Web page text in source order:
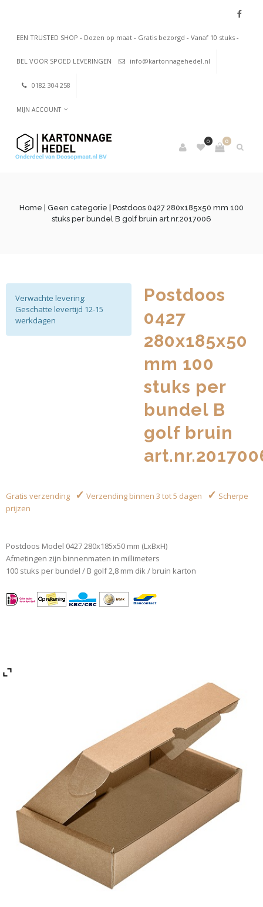
EEN TRUSTED SHOP - Dozen op maat - Gratis bezorgd - Vanaf 10 stuks -
BEL VOOR SPOED LEVERINGEN info@kartonnagehedel.nl
0182 304 258
MIJN ACCOUNT
0
0
Home Geen categorie | Postdoos 0427 280x185x50 mm 100
stuks per bundel B golf bruin art.nr.2017006
Postdoos
0427
280x185x50
mm 100
stuks per
bundel B
golf bruin
Verwachte levering:
Geschatte levertijd 12-15
werkdagen
Gratis verzending ✓ Verzending binnen 3 tot 5 dagen ✓ Scherpe
prijzen
Postdoos Model 0427 280x185x50 mm (LxBxH)
Afmetingen zijn binnenmaten in millimeters
100 stuks per bundel / B golf 2,8 mm dik / bruin karton